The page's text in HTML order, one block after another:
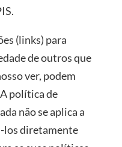
(links) para
de outros que
ver, podem
política de
não se aplica a
los diretamente